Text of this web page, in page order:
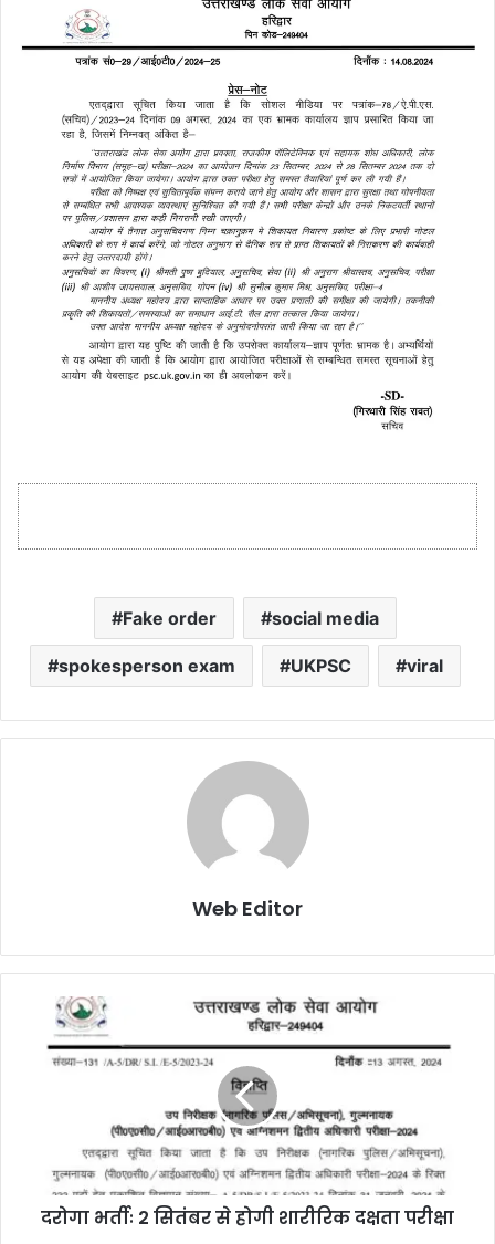
Fake order social media
spokesperson exam UKPSC viral
Web Editor
दरोगा भर्तीः 2 सितंबर से होगी शारीरिक दक्षता परीक्षा